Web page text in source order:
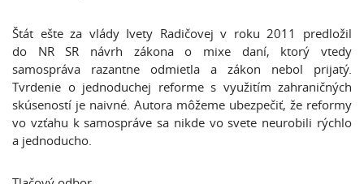
Štát ešte za vlády Ivety Radičovej v roku 2011 predložil
do NR SR návrh zákona o mixe daní, ktorý vtedy
samospráva razantne odmietla a zákon nebol prijatý.
Tvrdenie o jednoduchej reforme s využitím zahraničných
skúseností je naivné. Autora môžeme ubezpečiť, že reformy
vo vzťahu k samospráve sa nikde vo svete neurobili rýchlo
a jednoducho.